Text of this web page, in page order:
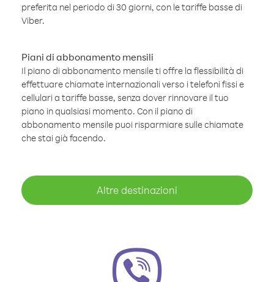
preferita nel periodo di 30 giorni, con le tariffe basse di
Viber.
Piani di abbonamento mensili
Il piano di abbonamento mensile ti offre la flessibilità di
effettuare chiamate internazionali verso i telefoni fissi e
cellulari a tariffe basse, senza dover rinnovare il tuo
piano in qualsiasi momento. Con il piano di
abbonamento mensile puoi risparmiare sulle chiamate
che stai già facendo.
Altre destinazioni